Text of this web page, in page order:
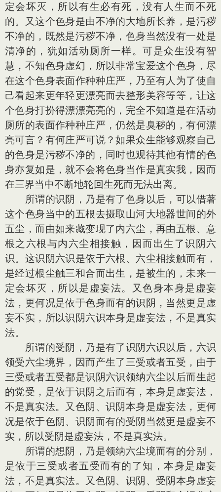
定会坏灭，所以有生必有死，没有人生而不死
的。又这个色身是由不净的大地所长养，是污秽
不净的，既然是污秽不净，色身当然没有一处是
清净的，犹如活动厕所一样。可是众生没有智
慧，不知色身虚幻，所以非常宝爱这个色身，尽
在这个色身表面作种种庄严，乃至有人为了使自
己看起来更年轻更漂亮而去整形美容等等，让这
个色身打扮得漂漂亮亮的，完全不知道是在活动
厕所的表面作种种庄严，仍然是臭秽的，有何漂
亮可言？有何庄严可说？如果众生能够观察自己
的色身是污秽不净的，同时也观待其他有情的色
身亦复如是，就不会将色身当作是真实我，因而
在三界当中不断地轮回生死而无法出离。
所谓的识阴，乃是有了色身以后，可以借著
这个色身当中的五根去摄取山河大地器世间的外
五尘，而由如来藏变现了内六尘，再由五根、意
根之六根与内六尘相接触，因而出生了识阴六
识。这识阴六识是依于六根、六尘相接触而有，
是经过根尘触三和合而出生，是被生的，未来一
定会坏灭，所以是虚妄法。又色身本身是虚妄
法，更何况是依于色身而有的识阴，当然更是虚
妄不实，所以识阴六识本身是虚妄法，不是真实
法。
所谓的受阴，乃是有了识阴六识以后，六识
领受六尘境界，因而产生了三受或者五受，由于
三受或者五受都是识阴六识领纳六尘以后而生起
的觉受，是依于识阴之后而有，本身是虚妄法，
不是真实法。又色阴、识阴本身是虚妄法，更何
况是依于色阴、识阴而有的受阴当然更是虚妄不
实，所以受阴是虚妄法，不是真实法。
所谓的想阴，乃是领纳六尘境而有的分别，
是依于三受或者五受而有的了知，本身是虚妄
法，不是真实法。又色阴、识阴、受阴本身虚妄